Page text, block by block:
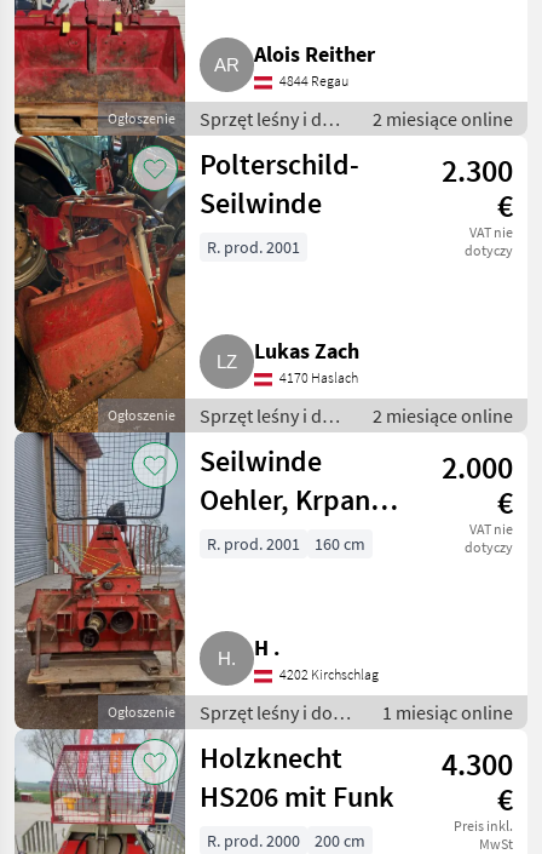
Ogłoszenie
Alois Reither
4844 Regau
Sprzęt leśny i do
obróbki drewna /
Wciągarki linowe
2 miesiące online
Ogłoszenie
Polterschild-
Seilwinde
2.300
€
VAT nie
dotyczy
R. prod. 2001
Lukas Zach
4170 Haslach
Sprzęt leśny i do
obróbki drewna /
Wciągarki linowe
2 miesiące online
Ogłoszenie
Seilwinde
Oehler, Krpan
OLSW 6000
2.000
€
VAT nie
dotyczy
R. prod. 2001 160 cm
H .
4202 Kirchschlag
Sprzęt leśny i do
obróbki drewna /
Wciągarki linowe
1 miesiąc online
Holzknecht
HS206 mit Funk
4.300
€
Preis inkl.
MwSt
R. prod. 2000 200 cm